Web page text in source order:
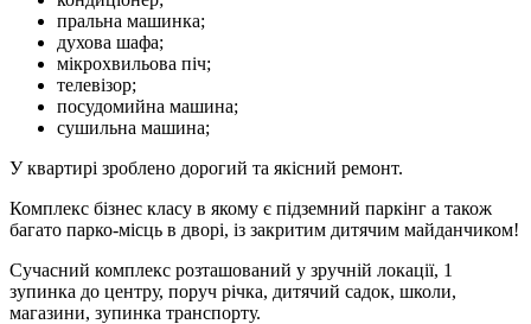
пральна машинка;
духова шафа;
мікрохвильова піч;
телевізор;
посудомийна машина;
сушильна машина;
У квартирі зроблено дорогий та якісний ремонт.
Комплекс бізнес класу в якому є підземний паркінг а також
багато парко-місць в дворі, із закритим дитячим майданчиком!
Сучасний комплекс розташований у зручній локації, 1
зупинка до центру, поруч річка, дитячий садок, школи,
магазини, зупинка транспорту.